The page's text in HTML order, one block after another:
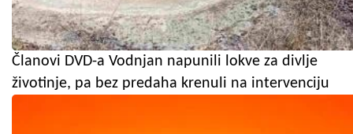
Članovi DVD-a Vodnjan napunili lokve za divlje
životinje, pa bez predaha krenuli na intervenciju